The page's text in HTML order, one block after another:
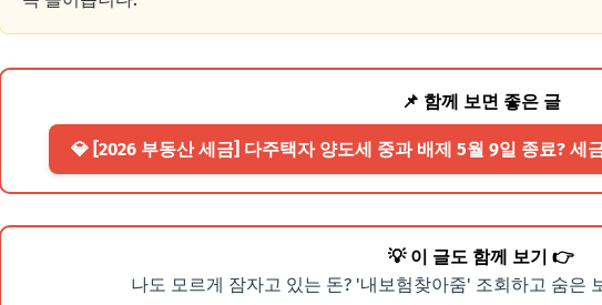
📌 함께 보면 좋은 글
💎 [2026 부동산 세금] 다주택자 양도세 중과 배제 5월 9일 종료? 세
💡 이 글도 함께 보기 👉
나도 모르게 잠자고 있는 돈? '내보험찾아줌' 조회하고 숨은